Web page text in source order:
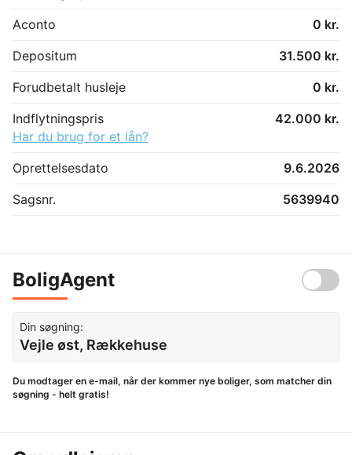
Aconto
0 kr.
Depositum
31.500 kr.
Forudbetalt husleje
0 kr.
Indflytningspris
42.000 kr.
Har du brug for et lån?
Oprettelsesdato
9.6.2026
Sagsnr.
5639940
BoligAgent
Din søgning:
Vejle øst, Rækkehuse
Du modtager en e-mail, når der kommer nye boliger, som matcher din
søgning - helt gratis!